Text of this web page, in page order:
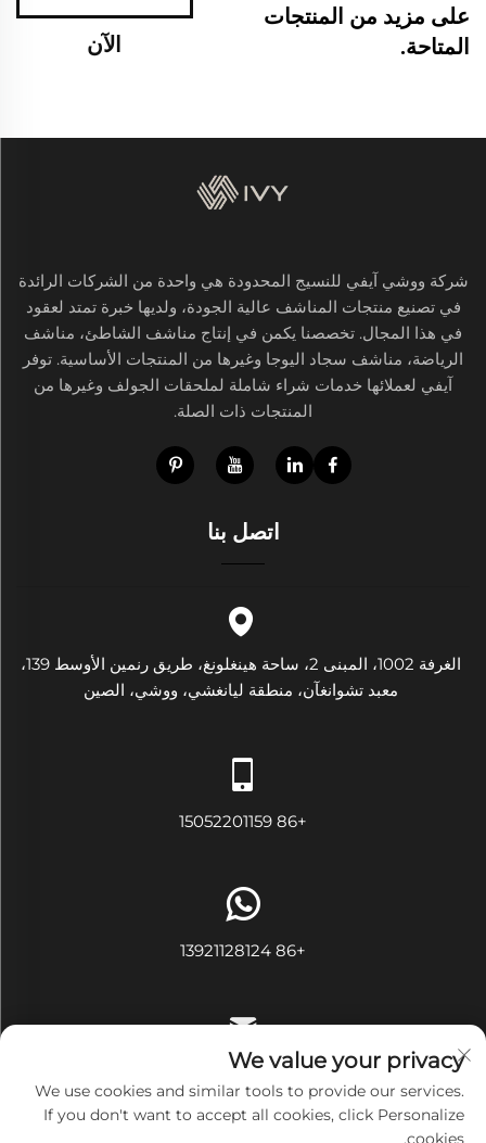
على مزيد من المنتجات
المتاحة.
الآن
شركة ووشي آيفي للنسيج المحدودة هي واحدة من الشركات الرائدة
في تصنيع منتجات المناشف عالية الجودة، ولديها خبرة تمتد لعقود
في هذا المجال. تخصصنا يكمن في إنتاج مناشف الشاطئ، مناشف
الرياضة، مناشف سجاد اليوجا وغيرها من المنتجات الأساسية. توفر
آيفي لعملائها خدمات شراء شاملة لملحقات الجولف وغيرها من
المنتجات ذات الصلة.
اتصل بنا
الغرفة 1002، المبنى 2، ساحة هينغلونغ، طريق رنمين الأوسط 139،
معبد تشوانغآن، منطقة ليانغشي، ووشي، الصين
+86 15052201159
+86 13921128124
[email protected]
We value your privacy
We use cookies and similar tools to provide our services.
If you don't want to accept all cookies, click Personalize
cookies.